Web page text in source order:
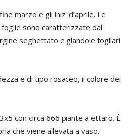
marzo e gli inizi d’aprile. Le
sono caratterizzate dal
seghettato e glandole fogliari
e di tipo rosaceo, il colore dei
con circa 666 piante a ettaro. È
che viene allevata a vaso.